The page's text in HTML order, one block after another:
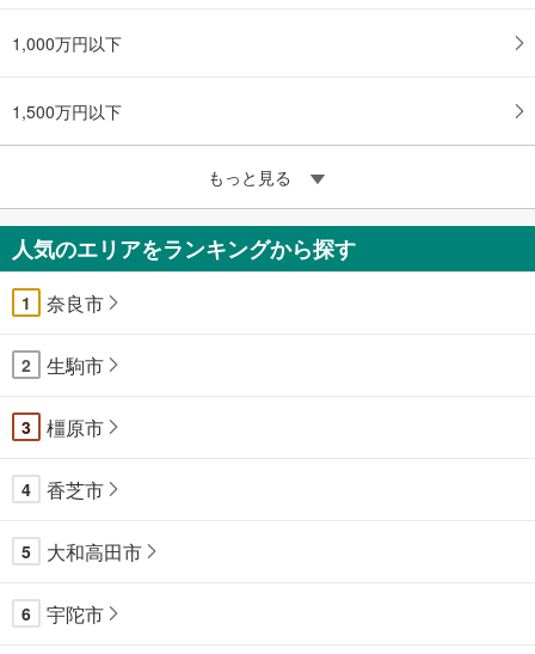
1,000万円以下
1,500万円以下
もっと見る
人気のエリアをランキングから探す
1 奈良市
2 生駒市
3 橿原市
4 香芝市
5 大和高田市
6 宇陀市